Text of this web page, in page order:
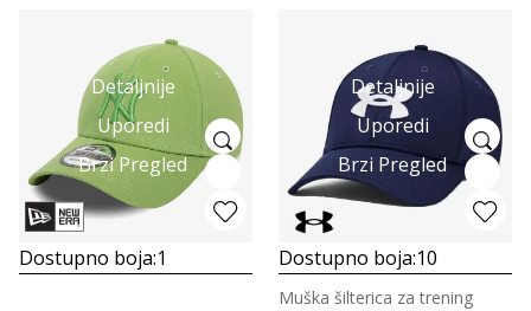
Detaljnije
Uporedi
Brzi Pregled
Dostupno boja:1
Detaljnije
Uporedi
Brzi Pregled
Dostupno boja:10
Muška šilterica za trening